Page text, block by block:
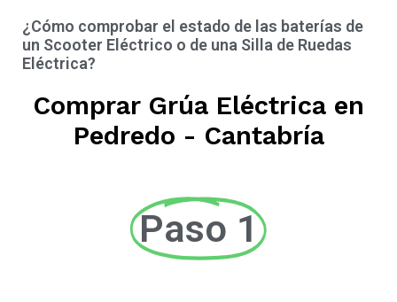
¿Cómo comprobar el estado de las baterías de
un Scooter Eléctrico o de una Silla de Ruedas
Eléctrica?
Comprar Grúa Eléctrica en
Pedredo - Cantabría
Paso 1